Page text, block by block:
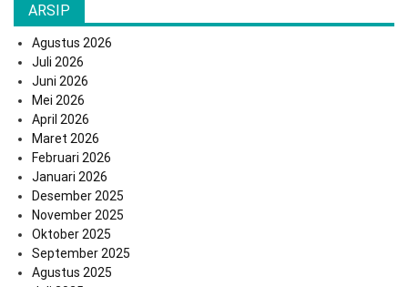
ARSIP
Agustus 2026
Juli 2026
Juni 2026
Mei 2026
April 2026
Maret 2026
Februari 2026
Januari 2026
Desember 2025
November 2025
Oktober 2025
September 2025
Agustus 2025